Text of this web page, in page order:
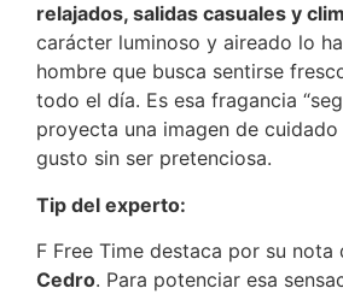
relajados, salidas casuales y
carácter luminoso y aireado lo
hombre que busca sentirse
todo el día. Es esa fragancia
proyecta una imagen de
gusto sin ser pretenciosa.
Tip del experto:
F Free Time destaca por su nota
Cedro. Para potenciar esa